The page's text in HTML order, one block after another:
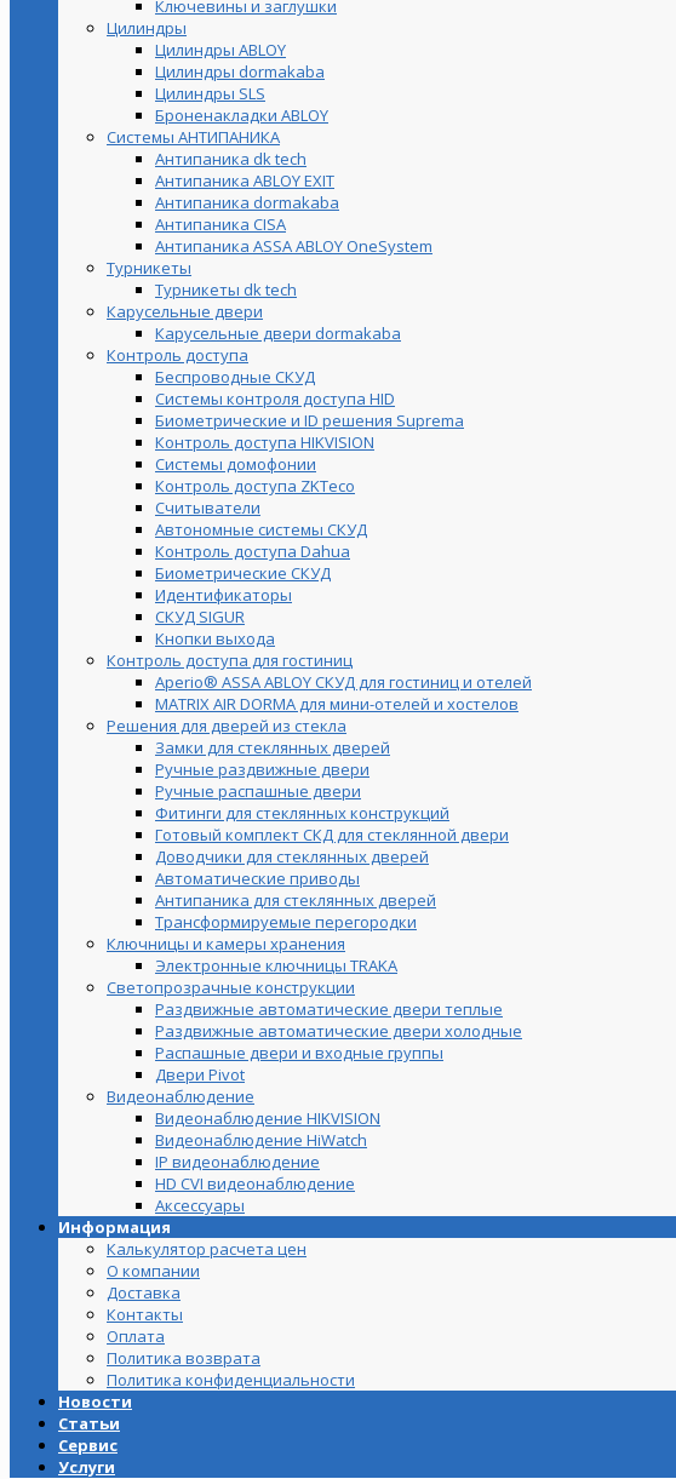
Ключевины и заглушки
Цилиндры
Цилиндры ABLOY
Цилиндры dormakaba
Цилиндры SLS
Броненакладки ABLOY
Системы АНТИПАНИКА
Антипаника dk tech
Антипаника ABLOY EXIT
Антипаника dormakaba
Антипаника СISA
Антипаника ASSA ABLOY OneSystem
Турникеты
Турникеты dk tech
Карусельные двери
Карусельные двери dormakaba
Контроль доступа
Беспроводные СКУД
Системы контроля доступа HID
Биометрические и ID решения Suprema
Контроль доступа HIKVISION
Системы домофонии
Контроль доступа ZKTeco
Считыватели
Автономные системы СКУД
Контроль доступа Dahua
Биометрические СКУД
Идентификаторы
СКУД SIGUR
Кнопки выхода
Контроль доступа для гостиниц
Aperio® ASSA ABLOY СКУД для гостиниц и отелей
MATRIX AIR DORMA для мини-отелей и хостелов
Решения для дверей из стекла
Замки для стеклянных дверей
Ручные раздвижные двери
Ручные распашные двери
Фитинги для стеклянных конструкций
Готовый комплект СКД для стеклянной двери
Доводчики для стеклянных дверей
Автоматические приводы
Антипаника для стеклянных дверей
Трансформируемые перегородки
Ключницы и камеры хранения
Электронные ключницы TRAKA
Светопрозрачные конструкции
Раздвижные автоматические двери теплые
Раздвижные автоматические двери холодные
Распашные двери и входные группы
Двери Pivot
Видеонаблюдение
Видеонаблюдение HIKVISION
Видеонаблюдение HiWatch
IP видеонаблюдение
HD CVI видеонаблюдение
Аксессуары
Информация
Калькулятор расчета цен
О компании
Доставка
Контакты
Оплата
Политика возврата
Политика конфиденциальности
Новости
Статьи
Сервис
Услуги